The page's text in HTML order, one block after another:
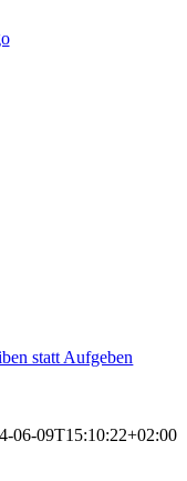
statt Aufgeben
06-09T15:10:22+02:00